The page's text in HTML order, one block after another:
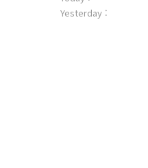
자
Yesterday :